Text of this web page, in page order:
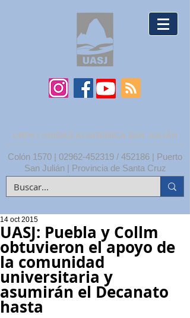
UNPA | UNIDAD ACADÉMICA SAN JULIÁN
Colón 1570 | 02962-452319 / 452186 | Puerto
San Julián | Provincia de Santa Cruz
UASJ: Puebla y Collm
obtuvieron el apoyo de
la comunidad
universitaria y
asumirán el Decanato
hasta
14 oct 2015